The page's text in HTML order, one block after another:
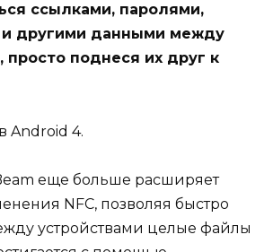
ссылками, паролями,
и другими данными между
просто поднеся их друг к
Android 4.
еще больше расширяет
NFC, позволяя быстро
устройствами целые файлы